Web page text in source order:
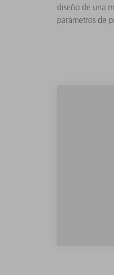
diseño de una
parámetros de